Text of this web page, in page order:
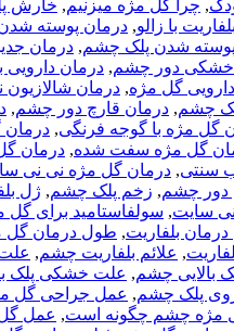
, چرا گل مژه میزنیم, خارش
با زالو, درمان پوسته
شدن پلک چشم, درمان
خشکی دور چشم, درمان دارویی
گل مژه, درمان
چشم, درمان قارچ دور چشم,
گل مژه با گوجه فرنگی, درمان
گل مژه سفت شده, درمان
سنتی, درمان گل مژه نی نی
دور چشم, زخم پلک چشم, ژل
سایت, سولفاستامید برای گل
بلفاریت, طول درمان گل
, علائم بلفاریت چشم,
بالایی چشم, علت خشکی پلک
پلک چشم, عمل جراحی گل
مژه چشم چگونه است, عمل